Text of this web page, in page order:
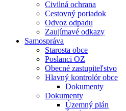
Civilná ochrana
Cestovný poriadok
Odvoz odpadu
Zaujímavé odkazy
Samospráva
Starosta obce
Poslanci OZ
Obecné zastupiteľstvo
Hlavný kontrolór obce
Dokumenty
Dokumenty
Územný plán